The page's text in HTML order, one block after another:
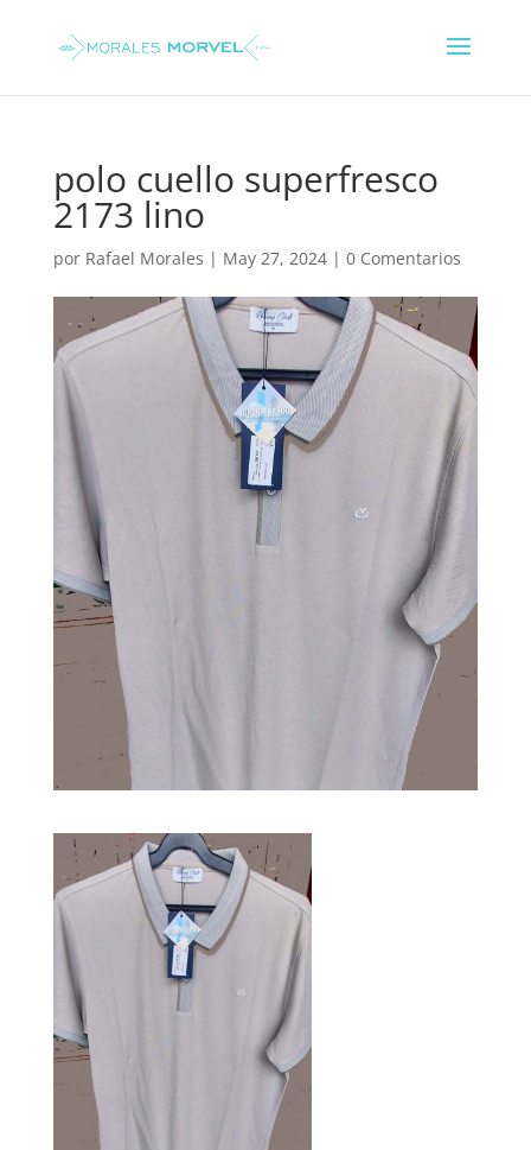
polo cuello superfresco
2173 lino
por Rafael Morales | May 27, 2024| 0 Comentarios